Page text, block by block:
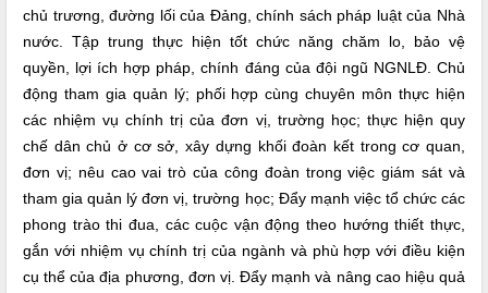
chủ trương, đường lối của Đảng, chính sách pháp luật của Nhà
nước
Tập trung thực hiện tốt chức năng chăm lo, bảo vệ
quyền, lợi ích hợp pháp, chính đáng của đội ngũ NGNLĐ. Chủ
động tham gia quản lý; phối hợp cùng chuyên môn thực hiện
các nhiệm vụ chính trị của đơn vị, trường học; thực hiện quy
chế dân chủ ở cơ sở, xây dựng khối đoàn kết trong cơ quan,
đơn vị; nêu cao vai trò của công đoàn trong việc giám sát và
tham gia quản lý đơn vị, trường học; Đẩy mạnh việc tổ chức các
phong trào thi đua, các cuộc vận động theo hướng thiết thực,
gắn với nhiệm vụ chính trị của ngành và phù hợp với điều kiện
cụ thể của địa phương, đơn vị. Đẩy mạnh và nâng cao hiệu quả